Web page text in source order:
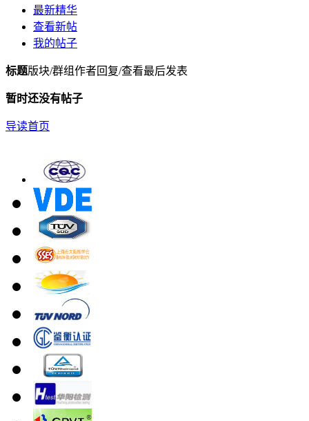
最新精华
查看新帖
我的帖子
标题版块/群组作者回复/查看最后发表
暂时还没有帖子
导读首页